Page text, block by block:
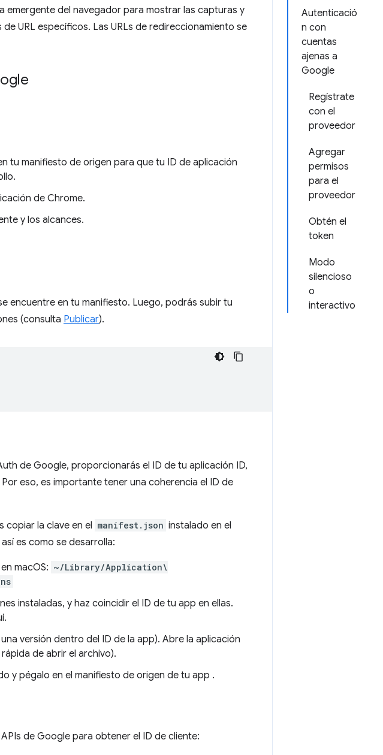
Autenticació
n con
cuentas
ajenas a
Google
Regístrate
con el
proveedor
Agregar
permisos
para el
proveedor
Obtén el
token
Modo
silencioso
o
interactivo
emergente del navegador para mostrar las capturas y
URL específicos. Las URLs de redireccionamiento se
tu manifiesto de origen para que tu ID de aplicación
de Chrome.
y los alcances.
encuentre en tu manifiesto. Luego, podrás subir tu
(consulta Publicar).
de Google, proporcionarás el ID de tu aplicación ID,
eso, es importante tener una coherencia el ID de
copiar la clave en el manifest.json instalado en el
es como se desarrolla:
macOS: ~/Library/Application\
instaladas, y haz coincidir el ID de tu app en ellas.
versión dentro del ID de la app). Abre la aplicación
de abrir el archivo).
y pégalo en el manifiesto de origen de tu app .
de Google para obtener el ID de cliente: